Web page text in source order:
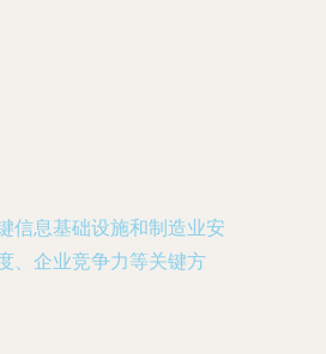
信息基础设施和制造业安
、企业竞争力等关键方